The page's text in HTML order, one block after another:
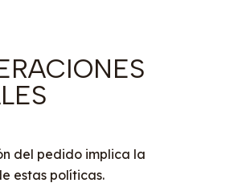
del pedido implica la
estas políticas.